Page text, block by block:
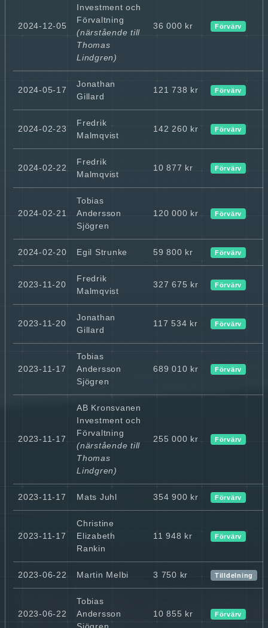
2024-12-05
Investment och
Förvaltning
(närstående till
Thomas
Lindgren)
36 000 kr Förvärv
2024-05-17
Jonathan
Gillard
121 738 kr Förvärv
2024-02-23
Fredrik
Malmqvist
142 260 kr Förvärv
2024-02-22
Fredrik
Malmqvist
10 877 kr Förvärv
2024-02-21
Tobias
Andersson
Sjögren
120 000 kr Förvärv
2024-02-20 Egil Strunke 59 800 kr Förvärv
2023-11-20
Fredrik
Malmqvist
327 675 kr Förvärv
2023-11-20
Jonathan
Gillard
117 534 kr Förvärv
2023-11-17
Tobias
Andersson
Sjögren
689 010 kr Förvärv
2023-11-17
AB Kronsvanen
Investment och
Förvaltning
(närstående till
Thomas
Lindgren)
255 000 kr Förvärv
2023-11-17 Mats Juhl 354 900 kr Förvärv
2023-11-17
Christine
Elizabeth
Rankin
11 948 kr Förvärv
2023-06-22 Martin Melbi 3 750 kr Tilldelning
2023-06-22
Tobias
Andersson
10 855 kr Förvärv